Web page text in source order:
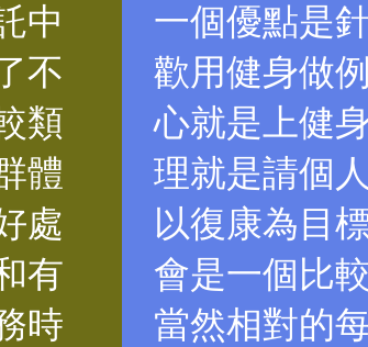
中
不
類
體
處
有
時
一個優點是
歡用健身做
心就是上健
理就是請個
以復康為目
會是一個比
當然相對的